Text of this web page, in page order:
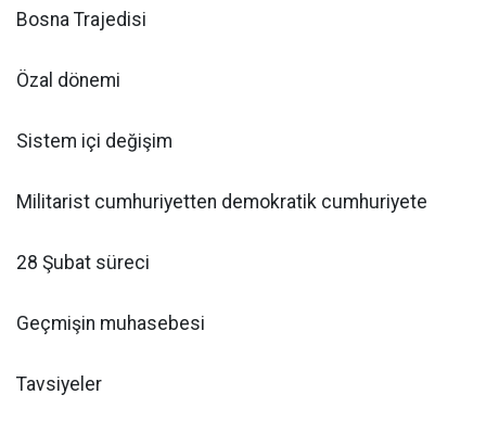
Bosna Trajedisi
Özal dönemi
Sistem içi değişim
Militarist cumhuriyetten demokratik cumhuriyete
28 Şubat süreci
Geçmişin muhasebesi
Tavsiyeler